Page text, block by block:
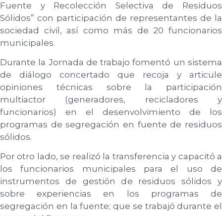
Fuente y Recolección Selectiva de Residuos
Sólidos” con participación de representantes de la
sociedad civil, así como más de 20 funcionarios
municipales.
Durante la Jornada de trabajo fomentó un sistema
de diálogo concertado que recoja y articule
opiniones técnicas sobre la participación
multiactor (generadores, recicladores y
funcionarios) en el desenvolvimiento de los
programas de segregación en fuente de residuos
sólidos.
Por otro lado, se realizó la transferencia y capacitó a
los funcionarios municipales para el uso de
instrumentos de gestión de residuos sólidos y
sobre experiencias en los programas de
segregación en la fuente; que se trabajó durante el